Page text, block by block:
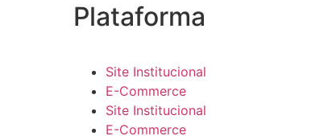
Plataforma
Site Institucional
E-Commerce
Site Institucional
E-Commerce